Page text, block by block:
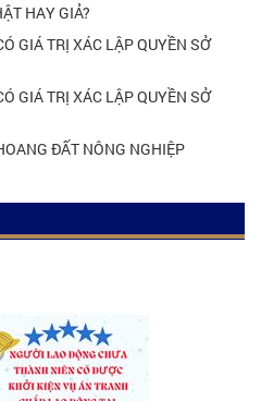
HAY GIẢ?
GIÁ TRỊ XÁC LẬP QUYỀN SỞ
GIÁ TRỊ XÁC LẬP QUYỀN SỞ
ĐẤT NÔNG NGHIỆP